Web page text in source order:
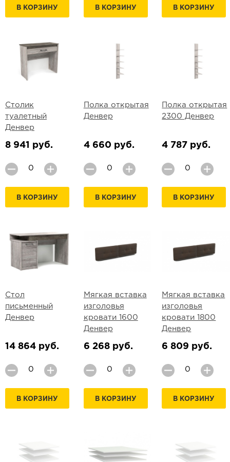
В КОРЗИНУ В КОРЗИНУ В КОРЗИНУ
Столик
туалетный
Денвер
8 941 руб.
В КОРЗИНУ
Полка открытая
Денвер
4 660 руб.
В КОРЗИНУ
Полка открытая
2300 Денвер
4 787 руб.
В КОРЗИНУ
Стол
письменный
Денвер
14 864 руб.
В КОРЗИНУ
Мягкая вставка
изголовья
кровати 1600
Денвер
6 268 руб.
В КОРЗИНУ
Мягкая вставка
изголовья
кровати 1800
Денвер
6 809 руб.
В КОРЗИНУ